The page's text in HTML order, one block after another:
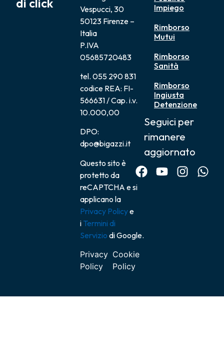
di click
Vespucci, 30
50123 Firenze –
Italia
P.IVA
05685720483
tel. 055 290 831
codice REA: FI-
566631 / Cap. i.v.
10.000,00
DPO:
dpo@bigazzi.it
Questo sito è
protetto da
reCAPTCHA e si
applicano la
Privacy Policye
i Termini di
Servizio di Google.
Privacy
Policy
Cookie
Policy
Impiego
Rimborso
Mutui
Rimborso
Sanità
Rimborso
Ingiusta
Detenzione
Seguici per
rimanere
aggiornato